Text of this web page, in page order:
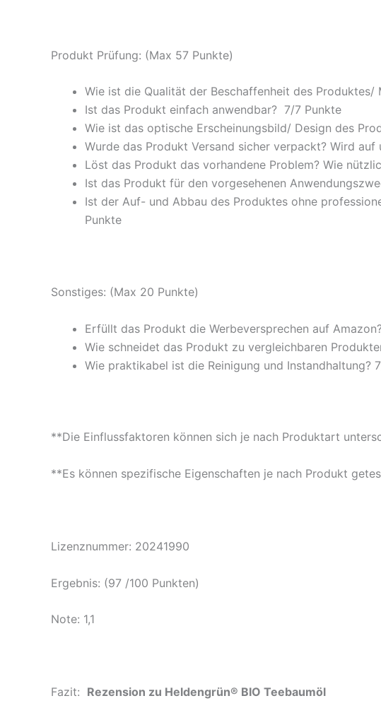
Produkt Prüfung: (Max 57 Punkte)
Wie ist die Qualität der Beschaffenheit des Produktes/
Ist das Produkt einfach anwendbar? 7/7 Punkte
Wie ist das optische Erscheinungsbild/ Design des
Wurde das Produkt Versand sicher verpackt? Wird
Löst das Produkt das vorhandene Problem? Wie
Ist das Produkt für den vorgesehenen
Ist der Auf- und Abbau des Produktes ohne
Punkte
Sonstiges: (Max 20 Punkte)
Erfüllt das Produkt die Werbeversprechen auf
Wie schneidet das Produkt zu vergleichbaren
Wie praktikabel ist die Reinigung und Instandhaltung?
**Die Einflussfaktoren können sich je nach Produktart
**Es können spezifische Eigenschaften je nach Produkt
Lizenznummer: 20241990
Ergebnis: (97 /100 Punkten)
Note: 1,1
Fazit: Rezension zu Heldengrün® BIO Teebaumöl